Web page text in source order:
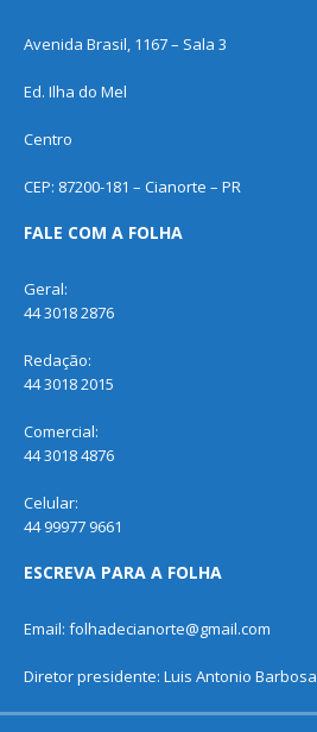
Avenida Brasil, 1167 – Sala 3
Ed. Ilha do Mel
Centro
CEP: 87200-181 – Cianorte – PR
FALE COM A FOLHA
Geral:
44 3018 2876
Redação:
44 3018 2015
Comercial:
44 3018 4876
Celular:
44 99977 9661
ESCREVA PARA A FOLHA
Email: folhadecianorte@gmail.com
Diretor presidente: Luis Antonio Barbosa